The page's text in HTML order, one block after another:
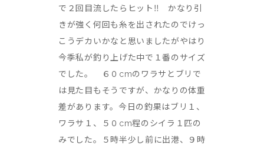
で２回目流したらヒット‼ かなり引
きが強く何回も糸を出されたのでけっ
こうデカいかなと思いましたがやはり
今季私が釣り上げた中で１番のサイズ
でした。 ６０cmのワラサとブリで
は見た目もそうですが、かなりの体重
差があります。今日の釣果はブリ１、
ワラサ１、５０cm程のシイラ１匹の
みでした。５時半少し前に出港、９時